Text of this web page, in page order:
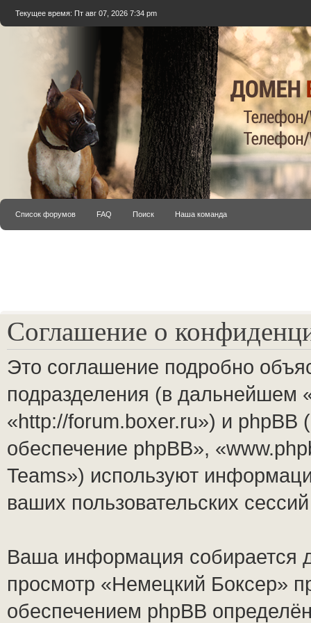
Текущее время: Пт авг 07, 2026 7:34 pm
Список форумов FAQ Поиск Наша команда
Соглашение о
Это соглашение подробно
подразделения (в
«http://forum.boxer.ru») и
обеспечение phpBB»,
Teams») используют
ваших пользовательских
Ваша информация собирается
просмотр «Немецкий Боксер»
обеспечением phpBB